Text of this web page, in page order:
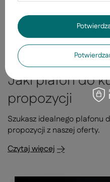
Jaki plafon do
propozycji
Szukasz idealnego plafonu
propozycji z naszej oferty.
Czytaj więcej